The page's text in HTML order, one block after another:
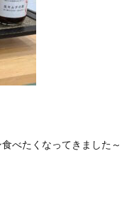
べたくなってきました～